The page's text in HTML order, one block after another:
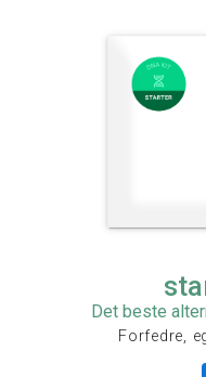
Det beste
Forfedre,